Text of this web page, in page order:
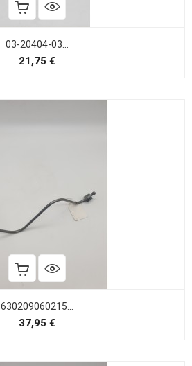
03-20404-03...
21,75 €Precio
630209060215...
37,95 €Precio